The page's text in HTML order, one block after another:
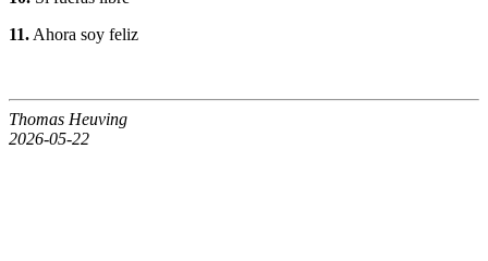
11.Ahora soy feliz
Thomas Heuving
2026-05-22